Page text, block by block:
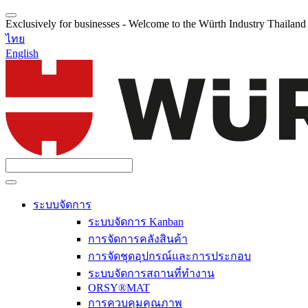
Exclusively for businesses - Welcome to the Würth Industry Thailand
ไทย
English
ระบบจัดการ
ระบบจัดการ Kanban
การจัดการคลังสินค้า
การจัดชุดอุปกรณ์และการประกอบ
ระบบจัดการสถานที่ทำงาน
ORSY®MAT
การควบคุมคุณภาพ